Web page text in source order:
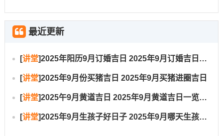
生肖在领域 ~属蛇者正值太岁年可选择在9月8日或17日行
建议避开农历初一、十五。
把你别说~虎者需慎用9月12日（此日为冲虎日）；本月其
贵人属相为马、狗，重要投资建议选在9月22日，签约时可
穿青色系服饰。属猴者则宜重点关注9月10日、25日，利
最近更新
[讲堂]2025年阳历9月订婚吉日 2025年9月订婚吉日有哪几天
[讲堂]2025年9月份买猪吉日 2025年9月买猪进圈吉日
[讲堂]2025午9月黄道吉日 2025年9月黄道吉日一览表大全
[讲堂]2025年9月生孩子好日子 2025年9月哪天生孩子比较好